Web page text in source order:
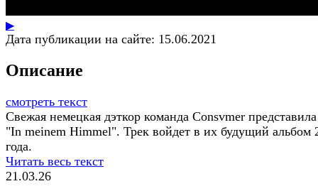
▶
Дата публикации на сайте: 15.06.2021
Описание
смотреть текст
Свежая немецкая дэткор команда Consvmer
"In meinem Himmel". Трек войдет в их будущий альбом
года.
Читать весь текст
21.03.26